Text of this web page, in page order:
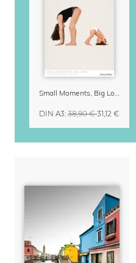
Small Moments, Big Love – Mutterschaftskalender von Giselle Dekel
DIN A3: 38,90 €31,12 €